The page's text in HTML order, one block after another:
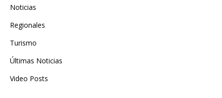
Noticias
Regionales
Turismo
Últimas Noticias
Video Posts